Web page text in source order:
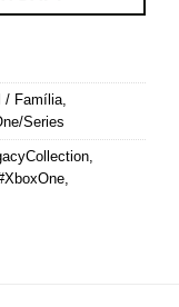
/ Família
Series